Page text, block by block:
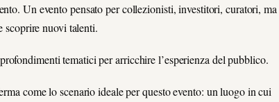
Un evento pensato per collezionisti, investitori, curatori, ma
scoprire nuovi talenti.
tematici per arricchire l’esperienza del pubblico.
come lo scenario ideale per questo evento: un luogo in cui